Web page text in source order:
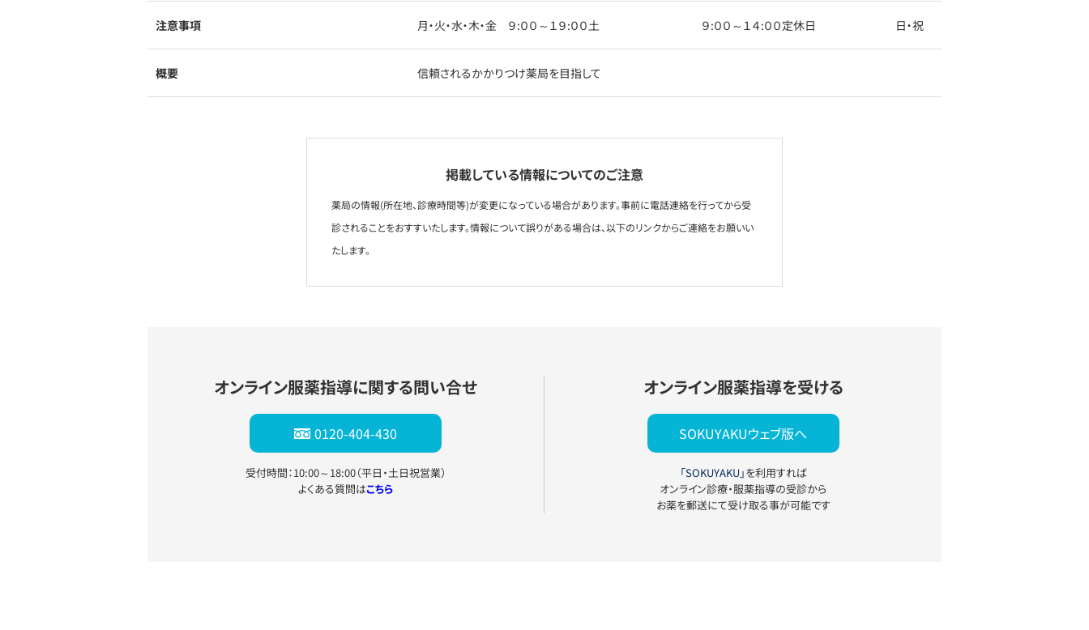
注意事項 月・火・水・木・金 ９:００～１９:００土 ９:００～１４:００定休日 日・祝
概要 信頼されるかかりつけ薬局を目指して
掲載している情報についてのご注意
薬局の情報(所在地、診療時間等)が変更になっている場合があります。事前に電話連絡を行ってから受
診されることをおすすいたします。情報について誤りがある場合は、以下のリンクからご連絡をお願いい
たします。
オンライン服薬指導に関する問い合せ
0120-404-430
受付時間：10:00～18:00（平日・土日祝営業）
よくある質問はこちら
オンライン服薬指導を受ける
SOKUYAKUウェブ版へ
「SOKUYAKU」を利用すれば
オンライン診療・服薬指導の受診から
お薬を郵送にて受け取る事が可能です